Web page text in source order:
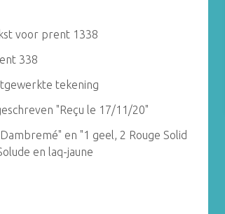
voor prent 1338
338
tekening
"Reçu le 17/11/20"
en "1 geel, 2 Rouge Solid
en laq-jaune